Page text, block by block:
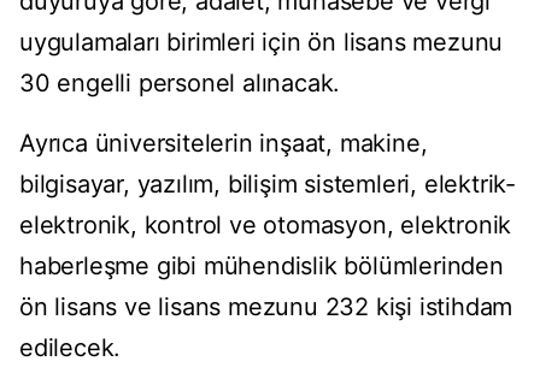
uygulamaları birimleri için ön lisans mezunu
30 engelli personel alınacak.
Ayrıca üniversitelerin inşaat, makine,
bilgisayar, yazılım, bilişim sistemleri, elektrik-
elektronik, kontrol ve otomasyon, elektronik
haberleşme gibi mühendislik bölümlerinden
ön lisans ve lisans mezunu 232 kişi istihdam
edilecek.